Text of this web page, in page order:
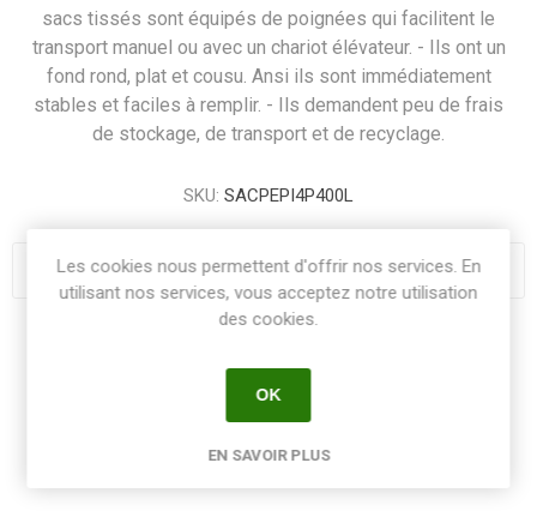
sacs tissés sont équipés de poignées qui facilitent le
transport manuel ou avec un chariot élévateur. - Ils ont un
fond rond, plat et cousu. Ansi ils sont immédiatement
stables et faciles à remplir. - Ils demandent peu de frais
de stockage, de transport et de recyclage.
SKU: SACPEPI4P400L
Les cookies nous permettent d'offrir nos services. En
utilisant nos services, vous acceptez notre utilisation
des cookies.
OK
EN SAVOIR PLUS